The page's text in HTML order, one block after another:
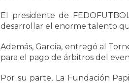
El presidente de
desarrollar el enorme talento
Además, García, entregó al
para el pago de árbitros del
Por su parte, La Fundación